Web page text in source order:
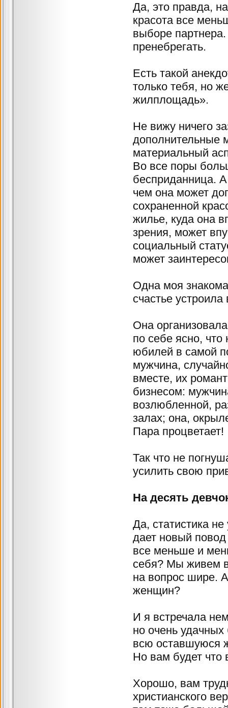
Да, это правда,
красота все
выборе
пренебрегать.
Есть такой
только тебя, но
жилплощадь».
Не вижу ничего
дополнительные
материальный
Во все поры
бесприданница.
чем она может
сохраненной
жилье, куда она
зрения, может
социальный
может
Одна моя
счастье устроила
Она
по себе ясно,
юбилей в самой
мужчина,
вместе, их
бизнесом:
возлюбленной,
залах; она,
Пара процветает!
Так что не
усилить свою
На десять
Да, статистика
дает новый
все меньше и
себя? Мы живем в
на вопрос шире.
женщин?
И я встречала
но очень
всю оставшуюся
Но вам будет что
Хорошо, вам
христианского